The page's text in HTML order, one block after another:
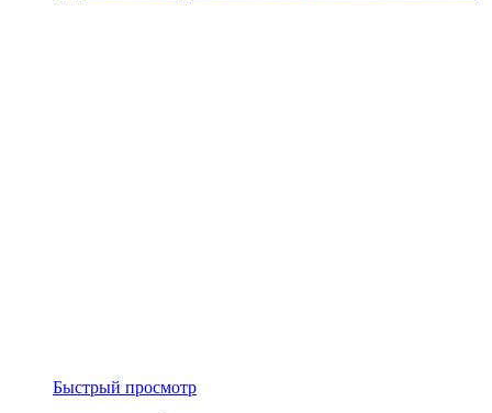
Быстрый просмотр